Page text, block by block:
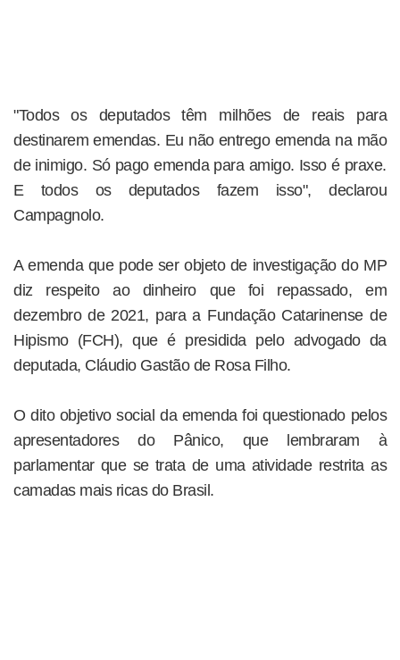
"Todos os deputados têm milhões de reais para
destinarem emendas. Eu não entrego emenda na mão
de inimigo. Só pago emenda para amigo. Isso é praxe.
E todos os deputados fazem isso", declarou
Campagnolo.
A emenda que pode ser objeto de investigação do MP
diz respeito ao dinheiro que foi repassado, em
dezembro de 2021, para a Fundação Catarinense de
Hipismo (FCH), que é presidida pelo advogado da
deputada, Cláudio Gastão de Rosa Filho.
O dito objetivo social da emenda foi questionado pelos
apresentadores do Pânico, que lembraram à
parlamentar que se trata de uma atividade restrita as
camadas mais ricas do Brasil.